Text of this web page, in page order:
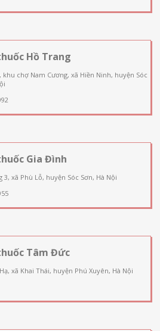
Hồ Trang
khu chợ Nam Cương, xã Hiền Ninh, huyện Sóc
Gia Đình
3, xã Phù Lỗ, huyện Sóc Sơn, Hà Nội
Tâm Đức
xã Khai Thái, huyện Phú Xuyên, Hà Nội